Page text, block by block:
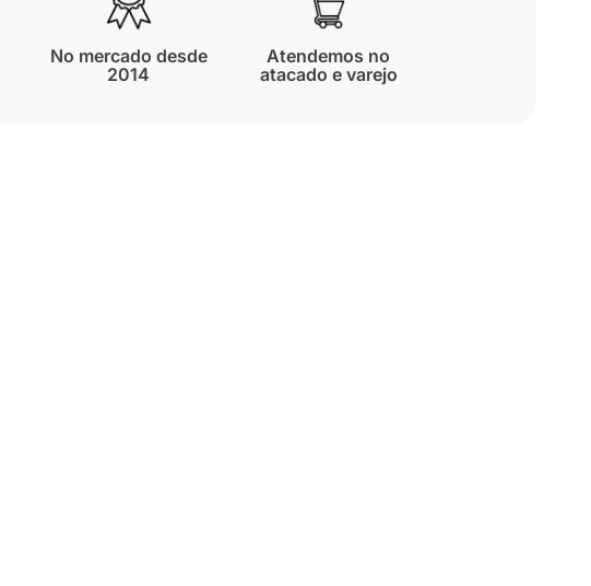
No mercado desde
2014
Atendemos no
atacado e varejo